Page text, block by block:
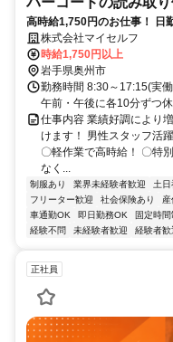
高時給1,750円のお仕事！ 日
給でしっかり稼げる！
株式会社マイセルフ
時給1,750円以上
岩手県奥州市
勤務時間 8:30～17:15(実
午前・午後に各10分ずつ
仕事内容 業績好調により
けます！ 男性スタッフ活
〇軽作業で高時給！ 〇特
なく...
制服あり 業界未経験者歓迎 土
フリーター歓迎
社会保険あり
車通勤OK
即日勤務OK 固定時間
経験不問
未経験者歓迎 経験者歓
正社員